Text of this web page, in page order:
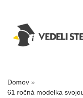
Domov »
61 ročná modelka